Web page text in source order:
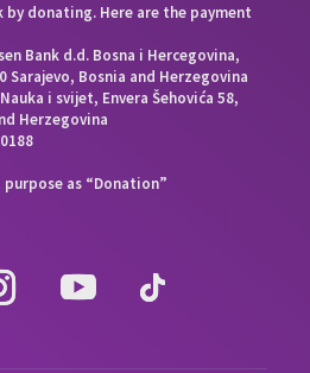
by donating. Here are the payment
Bank d.d. Bosna i Hercegovina,
Sarajevo, Bosnia and Herzegovina
i svijet, Envera Šehovića 58,
Herzegovina
as “Donation”